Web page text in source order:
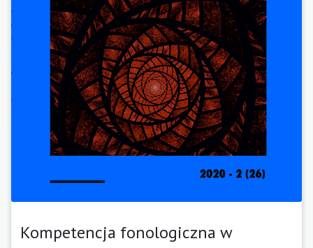
Kompetencja fonologiczna w